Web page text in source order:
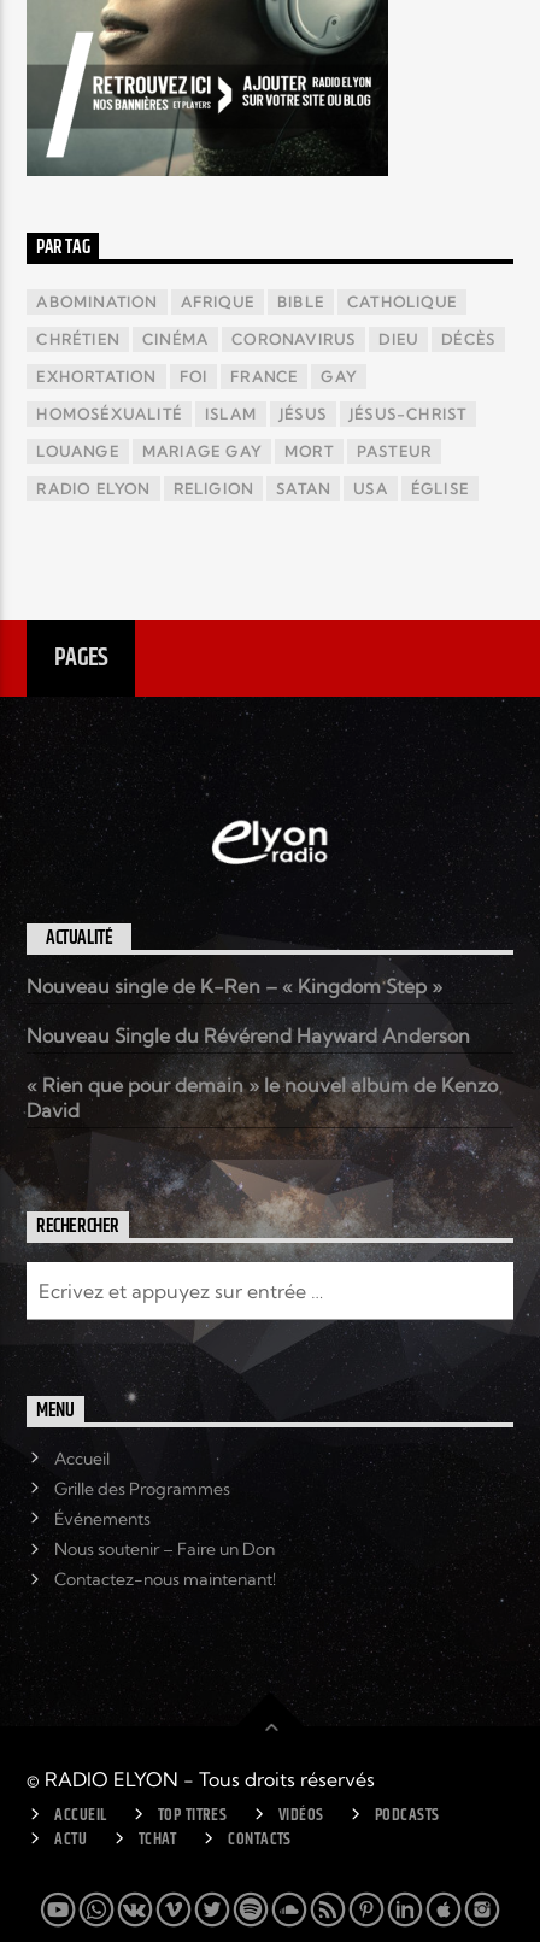
PAR TAG
ABOMINATION AFRIQUE BIBLE CATHOLIQUE
CHRÉTIEN CINÉMA CORONAVIRUS DIEU DÉCÈS
EXHORTATION FOI FRANCE GAY
HOMOSÉXUALITÉ ISLAM JÉSUS JÉSUS-CHRIST
LOUANGE MARIAGE GAY MORT PASTEUR
RADIO ELYON RELIGION SATAN USA ÉGLISE
PAGES
ACTUALITÉ
Nouveau single de K-Ren – « Kingdom Step »
Nouveau Single du Révérend Hayward Anderson
« Rien que pour demain » le nouvel album de Kenzo
David
RECHERCHER
MENU
Accueil
Grille des Programmes
Événements
Nous soutenir – Faire un Don
Contactez-nous maintenant!
© RADIO ELYON - Tous droits réservés
ACCUEIL TOP TITRES VIDÉOS
PODCASTS
ACTU
TCHAT CONTACTS